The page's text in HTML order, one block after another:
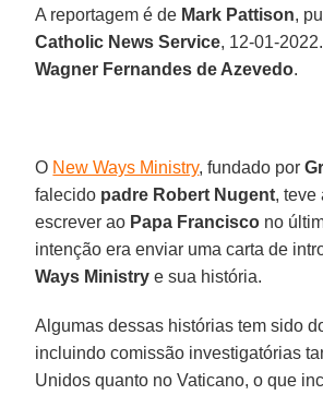
A reportagem é de Mark Pattison,
Catholic News Service, 12-01-
Wagner Fernandes de Azevedo.
O New Ways Ministry, fundado por
falecido padre Robert Nugent, teve
escrever ao Papa Francisco no
intenção era enviar uma carta de
Ways Ministry e sua história.
Algumas dessas histórias tem sido
incluindo comissão investigatórias
Unidos quanto no Vaticano, o que